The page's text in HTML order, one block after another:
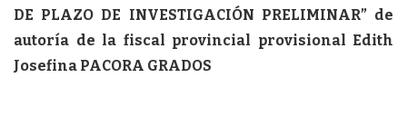
DE PLAZO DE INVESTIGACIÓN PRELIMINAR” de
autoría de la fiscal provincial provisional Edith
Josefina PACORA GRADOS